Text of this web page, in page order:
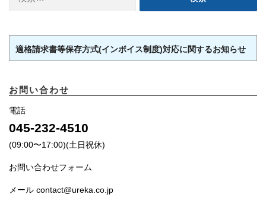
適格請求書等保存方式(インボイス制度)対応に関するお知らせ
お問い合わせ
電話
045-232-4510
(09:00〜17:00)(土日祝休)
お問い合わせフォーム
メール contact@ureka.co.jp